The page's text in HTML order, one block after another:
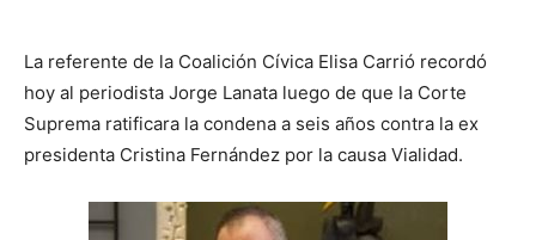
lo
La referente de la Coalición Cívica Elisa Carrió recordó
hoy al periodista Jorge Lanata luego de que la Corte
Suprema ratificara la condena a seis años contra la ex
presidenta Cristina Fernández por la causa Vialidad.